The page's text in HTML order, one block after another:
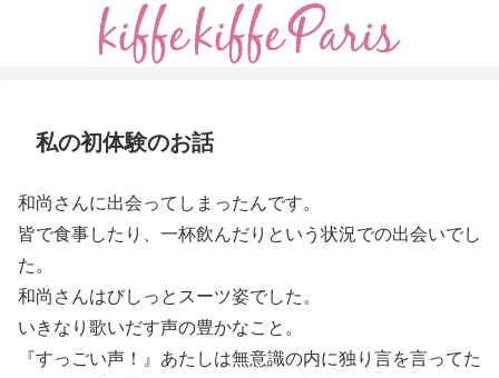
私の初体験のお話
和尚さんに出会ってしまったんです。
皆で食事したり、一杯飲んだりという状況での出会いでし
た。
和尚さんはびしっとスーツ姿でした。
いきなり歌いだす声の豊かなこと。
『すっごい声！』あたしは無意識の内に独り言を言ってた